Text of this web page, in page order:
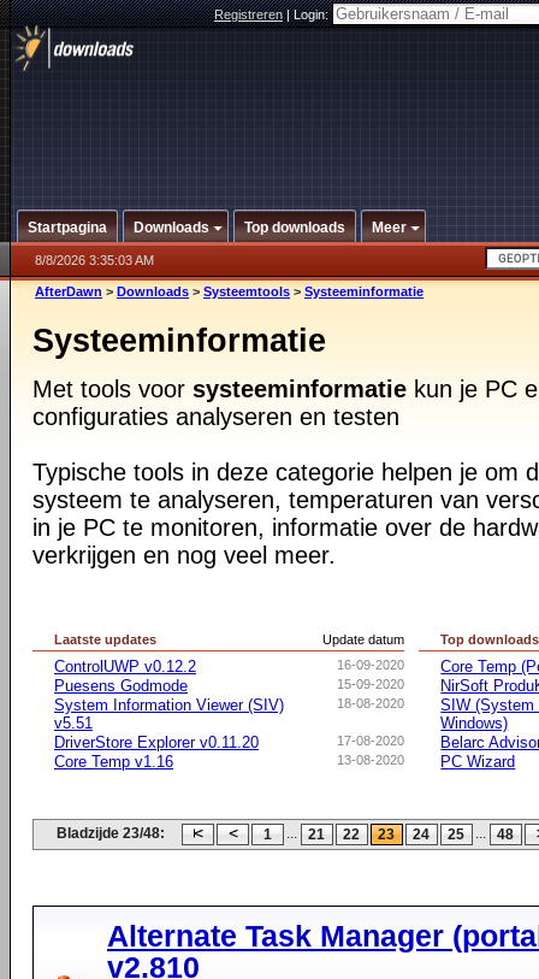
Registreren|Login:
Startpagina Downloads Top downloads Meer
8/8/2026 3:35:03 AM
AfterDawn > Downloads > Systeemtools > Systeeminformatie
Systeeminformatie
Met tools voor systeeminformatie kun je PC
configuraties analyseren en testen
Typische tools in deze categorie helpen je om
systeem te analyseren, temperaturen van
in je PC te monitoren, informatie over de
verkrijgen en nog veel meer.
Update datum
Laatste updates
16-09-2020
ControlUWP v0.12.2
15-09-2020
Puesens Godmode
18-08-2020
System Information Viewer (SIV)
v5.51
17-08-2020
DriverStore Explorer v0.11.20
13-08-2020
Core Temp v1.16
Top downloads
Core Temp
NirSoft
SIW (System
Windows)
Belarc
PC Wizard
Bladzijde 23/48: 1 ... 21 22 23 24 25 ... 48
Alternate Task Manager
v2.810